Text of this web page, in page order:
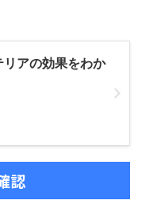
アの効果をわか
認